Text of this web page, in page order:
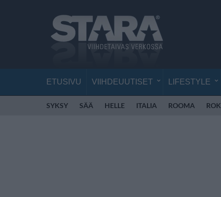
ETUSIVU VIIHDEUUTISET LIFESTYLE
SYKSY SÄÄ HELLE ITALIA ROOMA